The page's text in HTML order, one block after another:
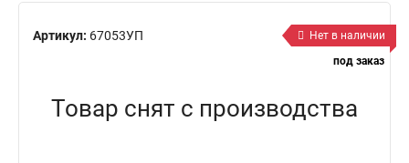
Артикул: 67053УП
Нет в наличии
под заказ
Товар снят с производства